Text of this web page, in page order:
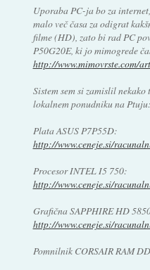
Uporaba PC-ja bo za
malo več časa za odigrat
filme (HD), zato bi rad PC
P50G20E, ki jo mimogrede
http://www.mimovrste.com/
Sistem sem si zamislil
lokalnem ponudniku na Ptuju:
Plata ASUS P7P55D:
http://www.ceneje.si/
Procesor INTEL I5 750:
http://www.ceneje.si/
Grafična SAPPHIRE HD
http://www.ceneje.si/
Pomnilnik CORSAIR RAM